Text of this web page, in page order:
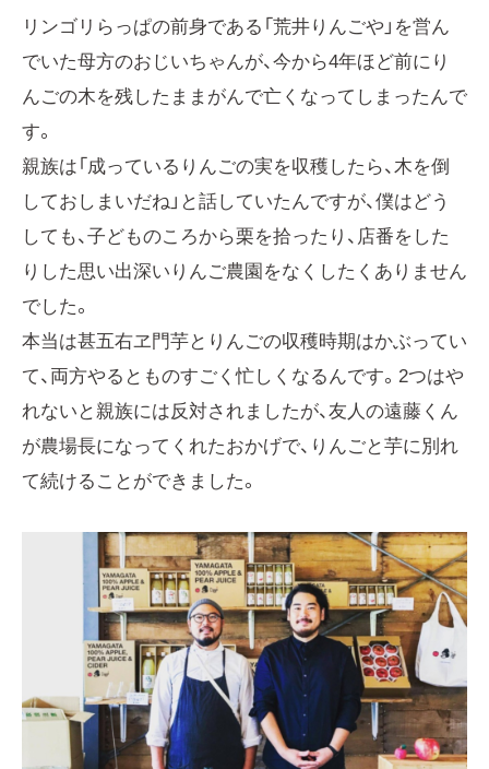
リンゴリらっぱの前身である「荒井りんごや」を営ん
でいた母方のおじいちゃんが、今から4年ほど前にり
んごの木を残したままがんで亡くなってしまったんで
す。
親族は「成っているりんごの実を収穫したら、木を倒
しておしまいだね」と話していたんですが、僕はどう
しても、子どものころから栗を拾ったり、店番をした
りした思い出深いりんご農園をなくしたくありません
でした。
本当は甚五右ヱ門芋とりんごの収穫時期はかぶってい
て、両方やるとものすごく忙しくなるんです。2つはや
れないと親族には反対されましたが、友人の遠藤くん
が農場長になってくれたおかげで、りんごと芋に別れ
て続けることができました。